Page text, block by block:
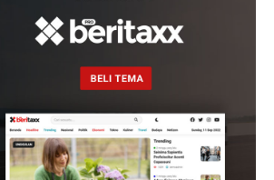
18 jam lalu
Pemilik
Royal
Phone